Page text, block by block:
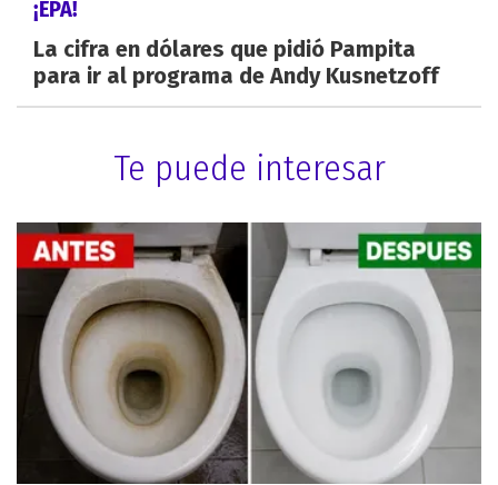
¡EPA!
La cifra en dólares que pidió Pampita
para ir al programa de Andy Kusnetzoff
Te puede interesar